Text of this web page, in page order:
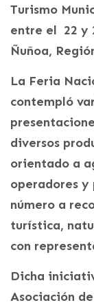
Turismo
entre el 22 y
Ñuñoa,
La Feria
contempló
diversos
orientado a
operadores y
número a
turística,
con
Dicha
Asociación